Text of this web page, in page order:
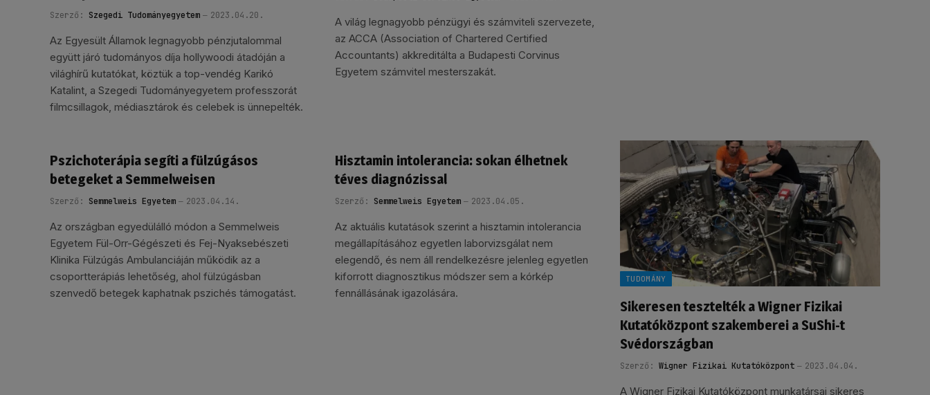
Szerző: Szegedi Tudományegyetem 2023.04.20.
Az Egyesült Államok legnagyobb pénzjutalommal
együtt járó tudományos díja hollywoodi átadóján a
világhírű kutatókat, köztük a top-vendég Karikó
Katalint, a Szegedi Tudományegyetem professzorát
filmcsillagok, médiasztárok és celebek is ünnepelték.
A világ legnagyobb pénzügyi és számviteli szervezete,
az ACCA (Association of Chartered Certified
Accountants) akkreditálta a Budapesti Corvinus
Egyetem számvitel mesterszakát.
Pszichoterápia segíti a fülzúgásos
betegeket a Semmelweisen
Szerző: Semmelweis Egyetem 2023.04.14.
Az országban egyedülálló módon a Semmelweis
Egyetem Fül-Orr-Gégészeti és Fej-Nyaksebészeti
Klinika Fülzúgás Ambulanciáján működik az a
csoportterápiás lehetőség, ahol fülzúgásban
szenvedő betegek kaphatnak pszichés támogatást.
Hisztamin intolerancia: sokan élhetnek
téves diagnózissal
Szerző: Semmelweis Egyetem 2023.04.05.
Az aktuális kutatások szerint a hisztamin intolerancia
megállapításához egyetlen laborvizsgálat nem
elegendő, és nem áll rendelkezésre jelenleg egyetlen
kiforrott diagnosztikus módszer sem a kórkép
fennállásának igazolására.
TUDOMÁNY
Sikeresen tesztelték a Wigner Fizikai
Kutatóközpont szakemberei a SuShi-t
Svédországban
Szerző: Wigner Fizikai Kutatóközpont 2023.04.04.
A Wigner Fizikai Kutatóközpont munkatársai sikeres